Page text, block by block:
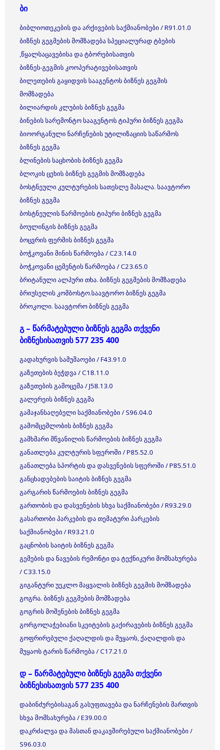
ბი
ბიბლიოთეკების და არქივების საქმიანობები / R91.01.0
ბიზნეს გეგმების მომზადება სპეციალურად ტბების
,წყალსაცავებისა და ტბორებისათვის
ბიზნეს-გეგმის კოოპერატივებისათვის
ბილეთების გაყიდვის სააგენტოს ბიზნეს გეგმის
მომზადება
ბილიარდის კლუბის ბიზნეს გეგმა
ბინების სარემონტო სააგენტოს ტიპური ბიზნეს გეგმა
ბიოორგანული ნარჩენების უტილიზაციის საწარმოს
ბიზნეს გეგმა
ბლინების საცხობის ბიზნეს გეგმა
ბლოკის ცეხის ბიზნეს გეგმის მომზადება
ბოსტნეული კულტურების სათესლე მასალა. საავტორო
ბიზნეს გეგმა
ბოსტნეულის წარმოების ტიპური ბიზნეს გეგმა
ბოულინგის ბიზნეს გეგმა
ბოცვრის ფერმის ბიზნეს გეგმა
ბოჭკოვანი მინის წარმოება / C23.14.0
ბოჭკოვანი ცემენტის წარმოება / C23.65.0
ბრიტანული ალპური თხა. ბიზნეს გეგმების მომზადება
ბრიუსელის კომბოსტო.საავტორო ბიზნეს გეგმა
ბროკოლი. საავტორო ბიზნეს გეგმა
გ – წარმატებული ბიზნეს გეგმა თქვენი
ბიზნესისათვის 577 235 400
გადახურვის სამუშაოები / F43.91.0
გაზეთების ბეჭდვა / C18.11.0
გაზეთების გამოცემა / J58.13.0
გალერეის ბიზნეს გეგმა
გამაჯანსაღებელი საქმიანობები / S96.04.0
გამომცემლობის ბიზნეს გეგმა
გამხმარი მწვანილის წარმოების ბიზნეს გეგმა
განათლება კულტურის სფეროში / P85.52.0
განათლება სპორტის და დასვენების სფეროში / P85.51.0
განცხადებების საიტის ბიზნეს გეგმა
გარგარის წარმოების ბიზნეს გეგმა
გართობის და დასვენების სხვა საქმიანობები / R93.29.0
გასართობი პარკების და თემატური პარკების
საქმიანობები / R93.21.0
გაცნობის საიტის ბიზნეს გეგმა
გემების და ნავების რემონტი და ტექნიკური მომსახურება
/ C33.15.0
გიგანტური უეკლო მაყვალის ბიზნეს გეგმის მომზადება
გოგრა. ბიზნეს გეგმების მომზადება
გოგრის მოშენების ბიზნეს გეგმა
გორგოლაჭებიანი სკეიტების გაქირავების ბიზნეს გეგმა
გოფრირებული ქაღალდის და მუყაოს, ქაღალდის და
მუყაოს ტარის წარმოება / C17.21.0
დ – წარმატებული ბიზნეს გეგმა თქვენი
ბიზნესისათვის 577 235 400
დაბინძურებისაგან გასუფთავება და ნარჩენების მართვის
სხვა მომსახურება / E39.00.0
დაკრძალვა და მასთან დაკავშირებული საქმიანობები /
S96.03.0